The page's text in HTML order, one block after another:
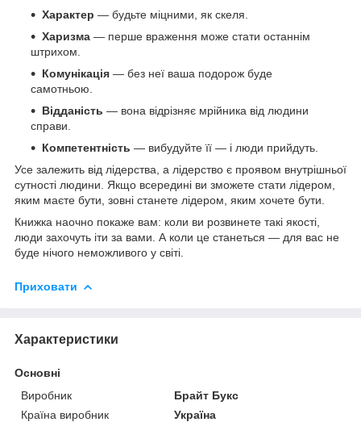
Характер — будьте міцними, як скеля.
Харизма — перше враження може стати останнім
штрихом.
Комунікація — без неї ваша подорож буде
самотньою.
Відданість — вона відрізняє мрійника від людини
справи.
Компетентність — вибудуйте її — і люди прийдуть.
Усе залежить від лідерства, а лідерство є проявом внутрішньої
сутності людини. Якщо всередині ви зможете стати лідером,
яким маєте бути, зовні станете лідером, яким хочете бути.
Книжка наочно покаже вам: коли ви розвинете такі якості,
люди захочуть іти за вами. А коли це станеться — для вас не
буде нічого неможливого у світі.
Приховати
Характеристики
Основні
Виробник
Брайт Букс
Країна виробник
Україна